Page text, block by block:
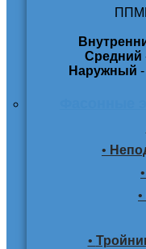
Средний
Наружный
•
•
•
•